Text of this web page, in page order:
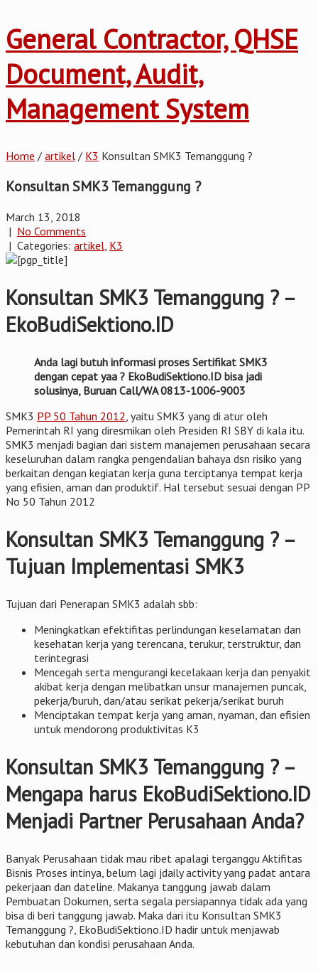
General Contractor, QHSE
Document, Audit,
Management System
Home / artikel / K3 Konsultan SMK3 Temanggung ?
Konsultan SMK3 Temanggung ?
March 13, 2018
| No Comments
| Categories: artikel K3
Konsultan SMK3 Temanggung ? –
EkoBudiSektiono.ID
Anda lagi butuh informasi proses Sertifikat SMK3
dengan cepat yaa ? EkoBudiSektiono.ID bisa jadi
solusinya, Buruan Call/WA 0813-1006-9003
SMK3 PP 50 Tahun 2012 , yaitu SMK3 yang di atur oleh
Pemerintah RI yang diresmikan oleh Presiden RI SBY di kala itu.
SMK3 menjadi bagian dari sistem manajemen perusahaan secara
keseluruhan dalam rangka pengendalian bahaya dsn risiko yang
berkaitan dengan kegiatan kerja guna terciptanya tempat kerja
yang efisien, aman dan produktif. Hal tersebut sesuai dengan PP
No 50 Tahun 2012
Konsultan SMK3 Temanggung ? –
Tujuan Implementasi SMK3
Tujuan dari Penerapan SMK3 adalah sbb:
Meningkatkan efektifitas perlindungan keselamatan dan
kesehatan kerja yang terencana, terukur, terstruktur, dan
terintegrasi
Mencegah serta mengurangi kecelakaan kerja dan penyakit
akibat kerja dengan melibatkan unsur manajemen puncak,
pekerja/buruh, dan/atau serikat pekerja/serikat buruh
Menciptakan tempat kerja yang aman, nyaman, dan efisien
untuk mendorong produktivitas K3
Konsultan SMK3 Temanggung ? –
Mengapa harus EkoBudiSektiono.ID
Menjadi Partner Perusahaan Anda?
Banyak Perusahaan tidak mau ribet apalagi terganggu Aktifitas
Bisnis Proses intinya, belum lagi jdaily activity yang padat antara
pekerjaan dan dateline. Makanya tanggung jawab dalam
Pembuatan Dokumen, serta segala persiapannya tidak ada yang
bisa di beri tanggung jawab. Maka dari itu Konsultan SMK3
Temanggung ?, EkoBudiSektiono.ID hadir untuk menjawab
kebutuhan dan kondisi perusahaan Anda.